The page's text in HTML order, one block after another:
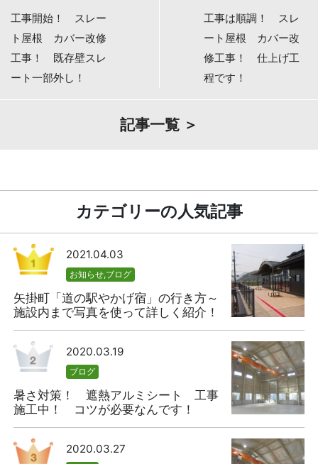
工事開始！ スレー
ト屋根 カバー改修
工事！ 既存壁スレ
ート一部外し！
工事は順調！ スレ
ート屋根 カバー改
修工事！ 仕上げ工
程です！
記事一覧 ＞
カテゴリーの人気記事
2021.04.03
お知らせ,ブログ
矢掛町「道の駅やかげ宿」の行き方～
施設内まで写真を使って詳しく紹介！
2020.03.19
ブログ
暑さ対策！ 遮熱アルミシート 工事
施工中！ コツが必要なんです！
2020.03.27